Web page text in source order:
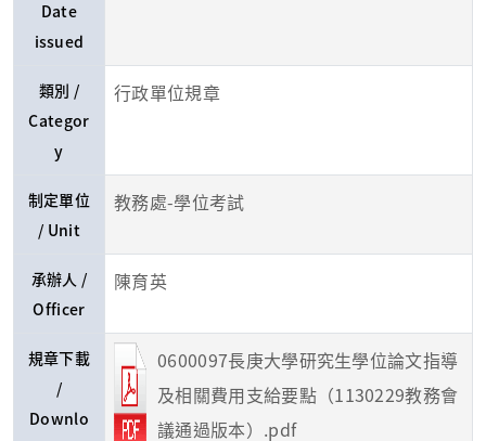
Date
issued
類別 /
Categor
y
行政單位規章
制定單位
/ Unit
教務處-學位考試
承辦人 /
Officer
陳育英
規章下載
/
Downlo
0600097長庚大學研究生學位論文指導
及相關費用支給要點（1130229教務會
議通過版本）.pdf